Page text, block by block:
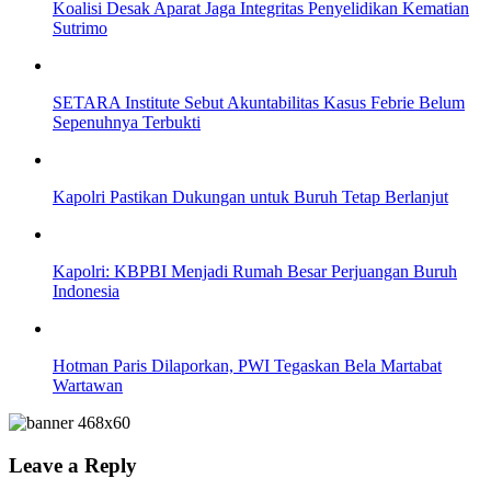
Koalisi Desak Aparat Jaga Integritas Penyelidikan Kematian
Sutrimo
SETARA Institute Sebut Akuntabilitas Kasus Febrie Belum
Sepenuhnya Terbukti
Kapolri Pastikan Dukungan untuk Buruh Tetap Berlanjut
Kapolri: KBPBI Menjadi Rumah Besar Perjuangan Buruh
Indonesia
Hotman Paris Dilaporkan, PWI Tegaskan Bela Martabat
Wartawan
Leave a Reply